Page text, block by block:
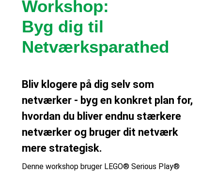
Workshop:
Byg dig til
Netværksparathed
Bliv klogere på dig selv som
netværker - byg en konkret plan for,
hvordan du bliver endnu stærkere
netværker og bruger dit netværk
mere strategisk.
Denne workshop bruger LEGO® Serious Play®